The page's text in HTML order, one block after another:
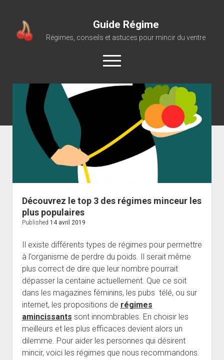
Guide Régime
Régimes, conseils et astuces pour mincir du ventre
open
menu
Découvrez le top 3 des régimes minceur les
plus populaires
Published 14 avril 2019
Il existe différents types de régimes pour permettre
à l’organisme de perdre du poids. Il serait même
plus correct de dire que leur nombre pourrait
dépasser la centaine actuellement. Que ce soit
dans les magazines féminins, les pubs télé, ou sur
internet, les propositions de régimes
amincissants sont innombrables. En choisir les
meilleurs et les plus efficaces devient alors un
dilemme. Pour aider les personnes qui désirent
mincir, voici les régimes que nous recommandons.